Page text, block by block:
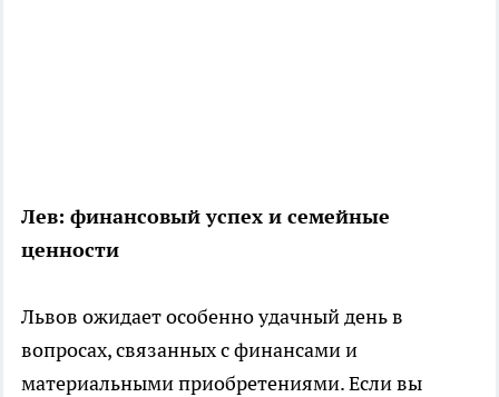
Лев: финансовый успех и семейные
ценности
Львов ожидает особенно удачный день в
вопросах, связанных с финансами и
материальными приобретениями. Если вы